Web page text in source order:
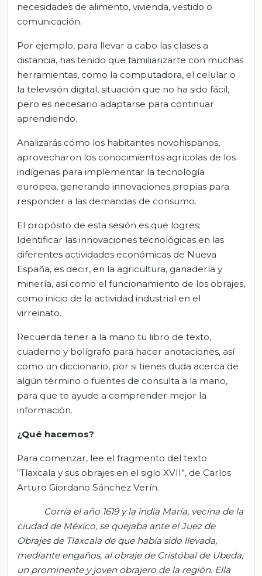
necesidades de alimento, vivienda, vestido o
comunicación.
Por ejemplo, para llevar a cabo las clases a
distancia, has tenido que familiarizarte con muchas
herramientas, como la computadora, el celular o
la televisión digital, situación que no ha sido fácil,
pero es necesario adaptarse para continuar
aprendiendo.
Analizarás cómo los habitantes novohispanos,
aprovecharon los conocimientos agrícolas de los
indígenas para implementar la tecnología
europea, generando innovaciones propias para
responder a las demandas de consumo.
El propósito de esta sesión es que logres:
Identificar las innovaciones tecnológicas en las
diferentes actividades económicas de Nueva
España, es decir, en la agricultura, ganadería y
minería, así como el funcionamiento de los obrajes,
como inicio de la actividad industrial en el
virreinato.
Recuerda tener a la mano tu libro de texto,
cuaderno y bolígrafo para hacer anotaciones, así
como un diccionario, por si tienes duda acerca de
algún término o fuentes de consulta a la mano,
para que te ayude a comprender mejor la
información.
¿Qué hacemos?
Para comenzar, lee el fragmento del texto
“Tlaxcala y sus obrajes en el siglo XVII”, de Carlos
Arturo Giordano Sánchez Verín.
Corría el año 1619 y la india María, vecina de la
ciudad de México, se quejaba ante el Juez de
Obrajes de Tlaxcala de que había sido llevada,
mediante engaños, al obraje de Cristóbal de Ubeda,
un prominente y joven obrajero de la región. Ella